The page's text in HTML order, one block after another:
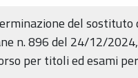
del sostituto
n. 896 del 24/12/
per titoli ed esami